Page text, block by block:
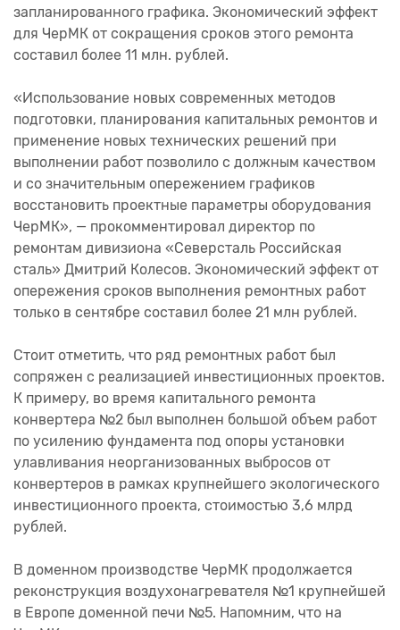
запланированного графика. Экономический эффект
для ЧерМК от сокращения сроков этого ремонта
составил более 11 млн. рублей.
«Использование новых современных методов
подготовки, планирования капитальных ремонтов и
применение новых технических решений при
выполнении работ позволило с должным качеством
и со значительным опережением графиков
восстановить проектные параметры оборудования
ЧерМК», — прокомментировал директор по
ремонтам дивизиона «Северсталь Российская
сталь» Дмитрий Колесов. Экономический эффект от
опережения сроков выполнения ремонтных работ
только в сентябре составил более 21 млн рублей.
Стоит отметить, что ряд ремонтных работ был
сопряжен с реализацией инвестиционных проектов.
К примеру, во время капитального ремонта
конвертера №2 был выполнен большой объем работ
по усилению фундамента под опоры установки
улавливания неорганизованных выбросов от
конвертеров в рамках крупнейшего экологического
инвестиционного проекта, стоимостью 3,6 млрд
рублей.
В доменном производстве ЧерМК продолжается
реконструкция воздухонагревателя №1 крупнейшей
в Европе доменной печи №5. Напомним, что на